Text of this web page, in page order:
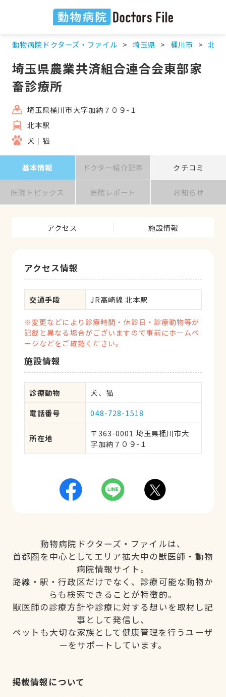
動物病院ドクターズ・ファイル 埼玉県 桶川市 北本
埼玉県農業共済組合連合会東部家
畜診療所
埼玉県桶川市大字加納７０９-１
北本駅
犬
猫
基本情報 ドクター紹介記事 クチコミ
医院トピックス 医院レポート お知らせ
アクセス 施設情報
アクセス情報
交通手段 JR高崎線 北本駅
※変更などにより診療時間・休診日・診療動物等が
記載と異なる場合がございますので事前にホームペ
ージなどをご確認ください。
施設情報
診療動物
犬、猫
電話番号
048-728-1518
所在地
〒363-0001 埼玉県桶川市大
字加納７０９-１
動物病院ドクターズ・ファイルは、
首都圏を中心としてエリア拡大中の獣医師・動物
病院情報サイト。
路線・駅・行政区だけでなく、診療可能な動物か
らも検索できることが特徴的。
獣医師の診療方針や診療に対する想いを取材し記
事として発信し、
ペットも大切な家族として健康管理を行うユーザ
ーをサポートしています。
掲載情報について